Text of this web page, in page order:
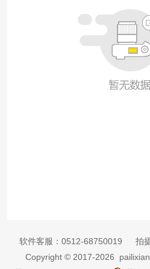
软件客服： 0512-68750019 拍
Copyright © 2017-2026